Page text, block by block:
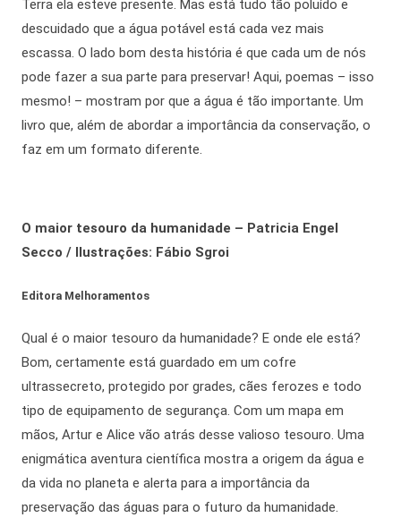
Terra ela esteve presente. Mas está tudo tão poluído e
descuidado que a água potável está cada vez mais
escassa. O lado bom desta história é que cada um de nós
pode fazer a sua parte para preservar! Aqui, poemas – isso
mesmo! – mostram por que a água é tão importante. Um
livro que, além de abordar a importância da conservação, o
faz em um formato diferente.
O maior tesouro da humanidade – Patricia Engel
Secco / Ilustrações: Fábio Sgroi
Editora Melhoramentos
Qual é o maior tesouro da humanidade? E onde ele está?
Bom, certamente está guardado em um cofre
ultrassecreto, protegido por grades, cães ferozes e todo
tipo de equipamento de segurança. Com um mapa em
mãos, Artur e Alice vão atrás desse valioso tesouro. Uma
enigmática aventura científica mostra a origem da água e
da vida no planeta e alerta para a importância da
preservação das águas para o futuro da humanidade.